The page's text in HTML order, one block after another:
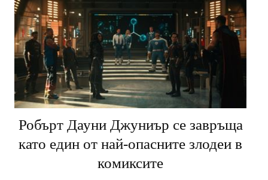
Робърт Дауни Джуниър се завръща
като един от най-опасните злодеи в
комиксите